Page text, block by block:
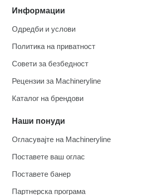
Информации
Одредби и услови
Политика на приватност
Совети за безбедност
Рецензии за Machineryline
Каталог на брендови
Наши понуди
Огласувајте на Machineryline
Поставете ваш оглас
Поставете банер
Партнерска програма